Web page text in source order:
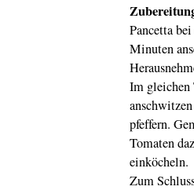
Pancetta
Minuten
Im
pfeffern.
Tomaten
einköcheln.
Zum